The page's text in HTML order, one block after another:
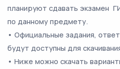
планируют сдавать экзамен
по данному предмету.
• Официальные задания,
будут доступны для
• Ниже можно скачать